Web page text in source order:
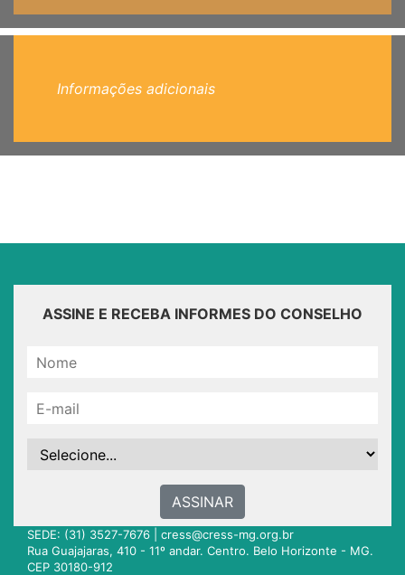
Informações adicionais
ASSINE E RECEBA INFORMES DO CONSELHO
ASSINAR
SEDE: (31) 3527-7676 | cress@cress-mg.org.br
Rua Guajajaras, 410 - 11º andar. Centro. Belo Horizonte - MG.
CEP 30180-912